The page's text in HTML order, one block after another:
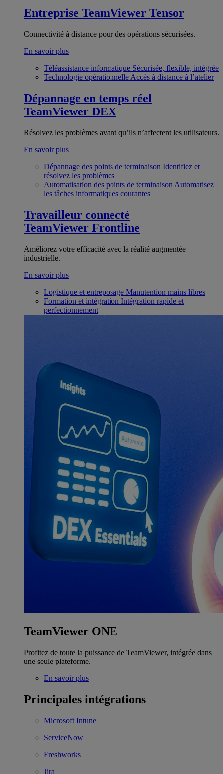
Entreprise TeamViewer Tensor
Connectivité à distance pour des opérations sécurisées.
En savoir plus
Téléassistance informatique Sécurisée, flexible, intégrée
Technologie opérationnelle Accès à distance à l’atelier
Dépannage en temps réel
TeamViewer DEX
Résolvez les problèmes avant qu’ils n’affectent les utilisateurs.
En savoir plus
Dépannage des points de terminaison Identifiez et
résolvez les problèmes
Automatisation des points de terminaison Automatisez
les tâches informatiques courantes
Travailleur connecté
TeamViewer Frontline
Améliorez votre efficacité avec la réalité augmentée
industrielle.
En savoir plus
Logistique et entreposage Manutention mains libres
Formation et intégration Intégration rapide et
perfectionnement
TeamViewer ONE
Profitez de toute la puissance de TeamViewer, intégrée dans
une seule plateforme.
En savoir plus
Principales intégrations
Microsoft Intune
ServiceNow
Freshworks
Jira